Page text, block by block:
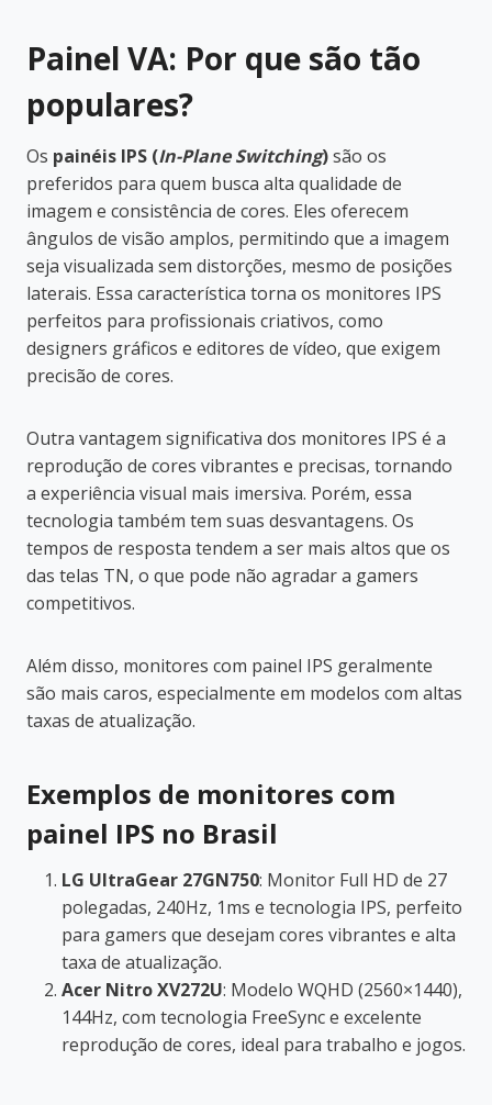
Painel VA: Por que são tão
populares?
Os painéis IPS (In-Plane Switching)são os
preferidos para quem busca alta qualidade de
imagem e consistência de cores. Eles oferecem
ângulos de visão amplos, permitindo que a imagem
seja visualizada sem distorções, mesmo de posições
laterais. Essa característica torna os monitores IPS
perfeitos para profissionais criativos, como
designers gráficos e editores de vídeo, que exigem
precisão de cores.
Outra vantagem significativa dos monitores IPS é a
reprodução de cores vibrantes e precisas, tornando
a experiência visual mais imersiva. Porém, essa
tecnologia também tem suas desvantagens. Os
tempos de resposta tendem a ser mais altos que os
das telas TN, o que pode não agradar a gamers
competitivos.
Além disso, monitores com painel IPS geralmente
são mais caros, especialmente em modelos com altas
taxas de atualização.
Exemplos de monitores com
painel IPS no Brasil
LG UltraGear 27GN750: Monitor Full HD de 27
polegadas, 240Hz, 1ms e tecnologia IPS, perfeito
para gamers que desejam cores vibrantes e alta
taxa de atualização.
Acer Nitro XV272U: Modelo WQHD (2560×1440),
144Hz, com tecnologia FreeSync e excelente
reprodução de cores, ideal para trabalho e jogos.